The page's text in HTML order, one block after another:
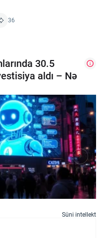
36
30.5
aldı – Nə
Süni intellekt